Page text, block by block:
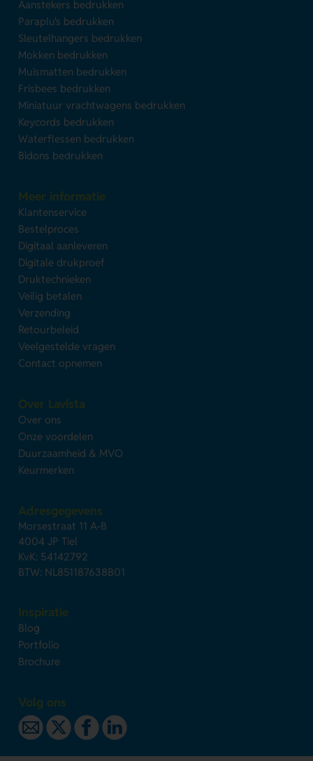
Aanstekers bedrukken
Paraplu's bedrukken
Sleutelhangers bedrukken
Mokken bedrukken
Muismatten bedrukken
Frisbees bedrukken
Miniatuur vrachtwagens bedrukken
Keycords bedrukken
Waterflessen bedrukken
Bidons bedrukken
Meer informatie
Klantenservice
Bestelproces
Digitaal aanleveren
Digitale drukproef
Druktechnieken
Veilig betalen
Verzending
Retourbeleid
Veelgestelde vragen
Contact opnemen
Over Lavista
Over ons
Onze voordelen
Duurzaamheid & MVO
Keurmerken
Adresgegevens
Morsestraat 11 A-B
4004 JP Tiel
KvK: 54142792
BTW: NL851187638B01
Inspiratie
Blog
Portfolio
Brochure
Volg ons